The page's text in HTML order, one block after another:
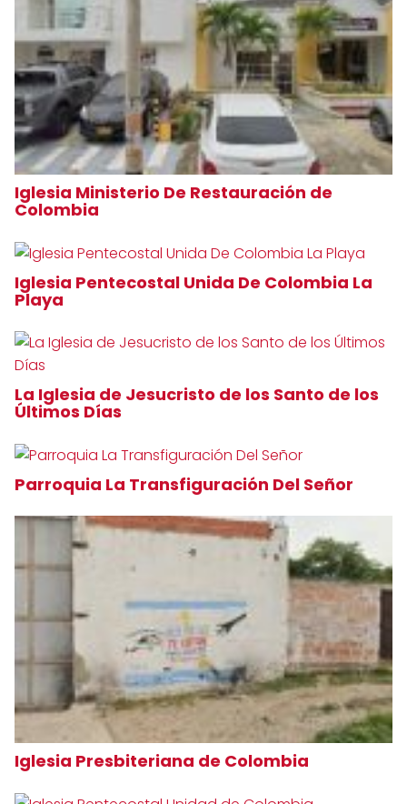
Iglesia Ministerio De Restauración de
Colombia
Iglesia Pentecostal Unida De Colombia La
Playa
La Iglesia de Jesucristo de los Santo de los
Últimos Días
Parroquia La Transfiguración Del Señor
Iglesia Presbiteriana de Colombia